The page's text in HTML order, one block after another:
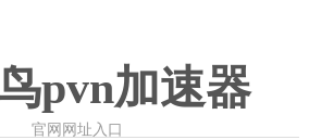
pvn加速器
官网网址入口